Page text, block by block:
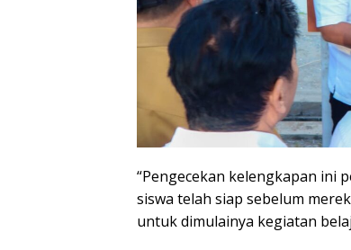
“Pengecekan kelengkapan ini
siswa telah siap sebelum
untuk dimulainya kegiatan